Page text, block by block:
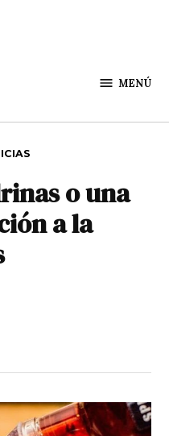
MENÚ
o una
a la